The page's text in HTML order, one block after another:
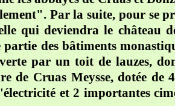
Par la suite, pour se
qui deviendra le château
des bâtiments
par un toit de lauzes,
de Cruas Meysse, dotée de
et 2 importantes